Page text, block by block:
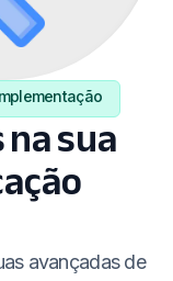
sua
avançadas de